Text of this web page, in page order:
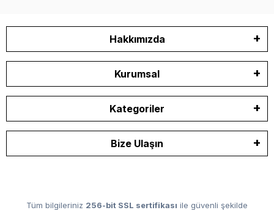
Hakkımızda
Kurumsal
Kategoriler
Bize Ulaşın
Tüm bilgileriniz 256-bit SSL sertifikası ile güvenli şekilde